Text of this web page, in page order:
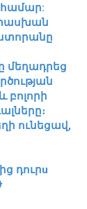
բոլորի
ունեցավ,
դուրu